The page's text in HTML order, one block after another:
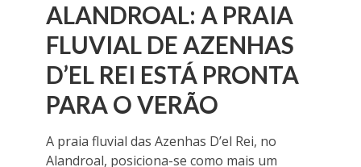
ALANDROAL: A PRAIA
FLUVIAL DE AZENHAS
D’EL REI ESTÁ PRONTA
PARA O VERÃO
A praia fluvial das Azenhas D’el Rei, no
Alandroal, posiciona-se como mais um